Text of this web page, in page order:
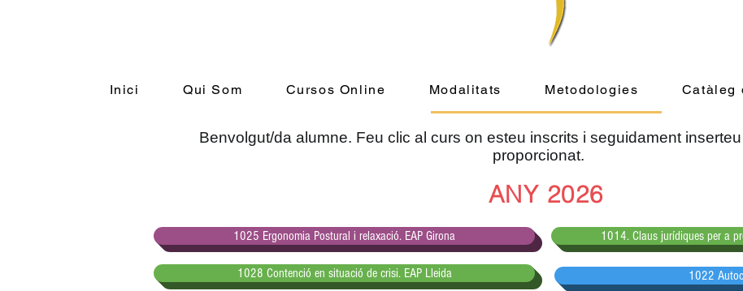
Benvolgut/da alumne. Feu clic al curs on esteu inscrits i seguidament
proporcionat.
ANY 2026
1025 Ergonomia Postural i relaxació. EAP Girona
1028 Contenció en situació de crisi. EAP Lleida
1014. Claus jurídiques per a
1022
Inici Qui Som Cursos Online Modalitats Metodologies Catàleg